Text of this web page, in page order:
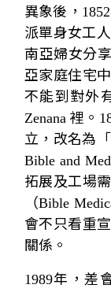
異象後， 1852
派單身女工
南亞婦女分
亞家庭住宅
不能到對外
Zenana裡。
立，改名為「
Bible and
拓展及工場
（Bible
會不只看重
關係。
1989年，差